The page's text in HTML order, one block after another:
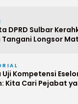
DPRD Sulbar
Tangani Longsor
Kompetensi
Kita Cari Pejabat